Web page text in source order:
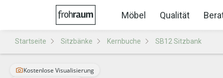
Möbel Qualität
Startseite Sitzbänke Kernbuche SB12 Sitzbank
Kostenlose Visualisierung